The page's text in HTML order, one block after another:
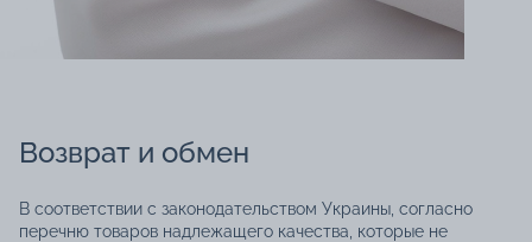
Возврат и обмен
В соответствии с законодательством Украины, согласно
перечню товаров надлежащего качества, которые не